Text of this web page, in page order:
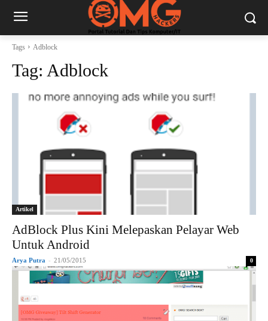
Tags Adblock
Tag: Adblock
Artikel
AdBlock Plus Kini Melepaskan Pelayar Web
Untuk Android
Arya Putra - 21/05/2015 0